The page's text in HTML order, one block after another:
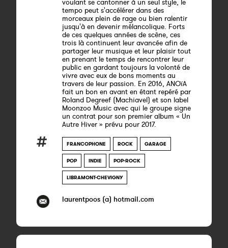
voulant se cantonner à un seul style, le
tempo peut s'accélérer dans des
morceaux plein de rage ou bien ralentir
jusqu'à en devenir mélancolique. Forts
de ces quelques années de scène, ces
trois là continuent leur avancée afin de
partager leur musique et leur plaisir tout
en prenant le temps de rencontrer leur
public en gardant toujours la volonté de
vivre avec eux de bons moments au
travers de leur passion. En 2016, ANOïA
fait un bon en avant en étant repéré par
Roland Degreef (Machiavel) et son label
Moonzoo Music avec qui le groupe signe
un contrat pour son premier album « Un
Autre Hiver » prévu pour 2017.
FRANCOPHONE ROCK GARAGE
POP INDIE POP-ROCK
LIBRAMONT-CHEVIGNY
laurentpoos (a) hotmail.com